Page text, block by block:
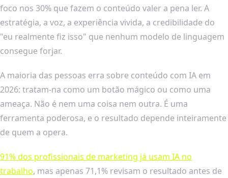
foco nos 30% que fazem o conteúdo valer a pena ler. A
estratégia, a voz, a experiência vivida, a credibilidade do
"eu realmente fiz isso" que nenhum modelo de linguagem
consegue forjar.
A maioria das pessoas erra sobre conteúdo com IA em
2026: tratam-na como um botão mágico ou como uma
ameaça. Não é nem uma coisa nem outra. É uma
ferramenta poderosa, e o resultado depende inteiramente
de quem a opera.
91% dos profissionais de marketing já usam IA no
trabalho, mas apenas 71,1% revisam o resultado antes de